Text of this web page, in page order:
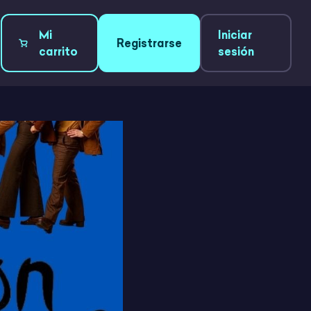
Mi
carrito
Registrarse
Iniciar
sesión